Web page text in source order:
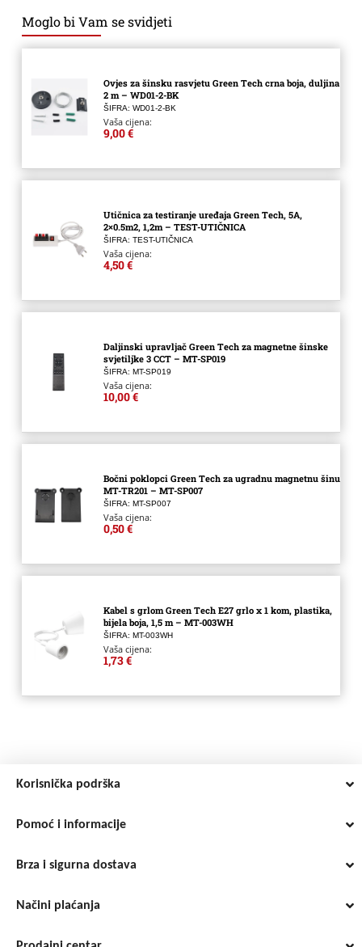
Moglo bi Vam se svidjeti
Ovjes za šinsku rasvjetu Green Tech crna boja, duljina
2 m – WD01-2-BK
ŠIFRA: WD01-2-BK
Vaša cijena:
9,00 €
Utičnica za testiranje uređaja Green Tech, 5A,
2×0.5m2, 1,2m – TEST-UTIČNICA
ŠIFRA: TEST-UTIČNICA
Vaša cijena:
4,50 €
Daljinski upravljač Green Tech za magnetne šinske
svjetiljke 3 CCT – MT-SP019
ŠIFRA: MT-SP019
Vaša cijena:
10,00 €
Bočni poklopci Green Tech za ugradnu magnetnu šinu
MT-TR201 – MT-SP007
ŠIFRA: MT-SP007
Vaša cijena:
0,50 €
Kabel s grlom Green Tech E27 grlo x 1 kom, plastika,
bijela boja, 1,5 m – MT-003WH
ŠIFRA: MT-003WH
Vaša cijena:
1,73 €
Korisnička podrška
Pomoć i informacije
Brza i sigurna dostava
Načini plaćanja